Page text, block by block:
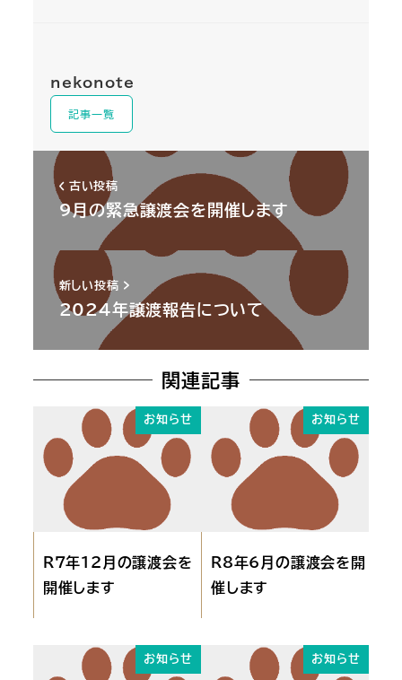
nekonote
記事一覧
古い投稿
9月の緊急譲渡会を開催します
新しい投稿
2024年譲渡報告について
関連記事
お知らせ
R７年12月の譲渡会を
開催します
お知らせ
R8年6月の譲渡会を開
催します
お知らせ お知らせ